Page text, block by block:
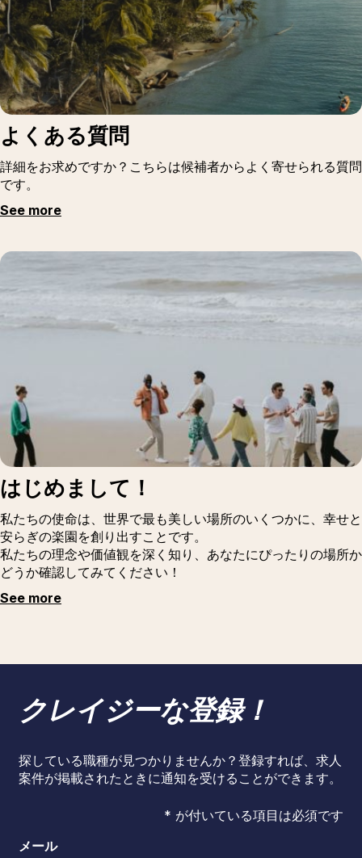
よくある質問
詳細をお求めですか？こちらは候補者からよく寄せられる質問
です。
See more
はじめまして！
私たちの使命は、世界で最も美しい場所のいくつかに、幸せと
安らぎの楽園を創り出すことです。
私たちの理念や価値観を深く知り、あなたにぴったりの場所か
どうか確認してみてください！
See more
クレイジーな登録！
探している職種が見つかりませんか？登録すれば、求人
案件が掲載されたときに通知を受けることができます。
* が付いている項目は必須です
メール